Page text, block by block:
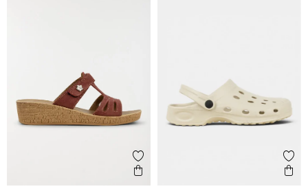
Ajouter aux favoris
Aperçu rapide